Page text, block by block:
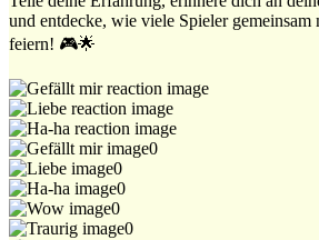
und entdecke, wie viele Spieler gemeinsam
feiern! 🎮🌟
0
0
0
0
0